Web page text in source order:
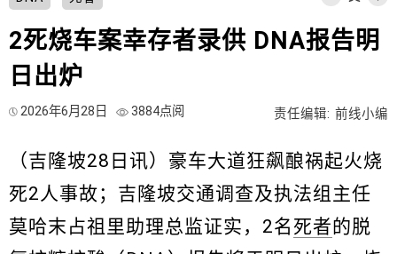
2死烧车案幸存者录供 DNA报告明
日出炉
2026年6月28日 3884点阅 责任编辑: 前线小编
（吉隆坡28日讯）豪车大道狂飙酿祸起火烧
死2人事故；吉隆坡交通调查及执法组主任
莫哈末占祖里助理总监证实，2名 死者的脱